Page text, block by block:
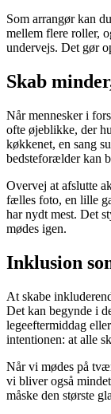
Som arrangør kan
mellem flere roller,
undervejs. Det gør
Skab
Når mennesker i
ofte øjeblikke, der
køkkenet, en sang
bedsteforælder kan
Overvej at afslutte
fælles foto, en lille
har nydt mest. Det
mødes igen.
Inklusion
At skabe
Det kan begynde i
legeeftermiddag
intentionen: at alle
Når vi mødes på
vi bliver også
måske den største